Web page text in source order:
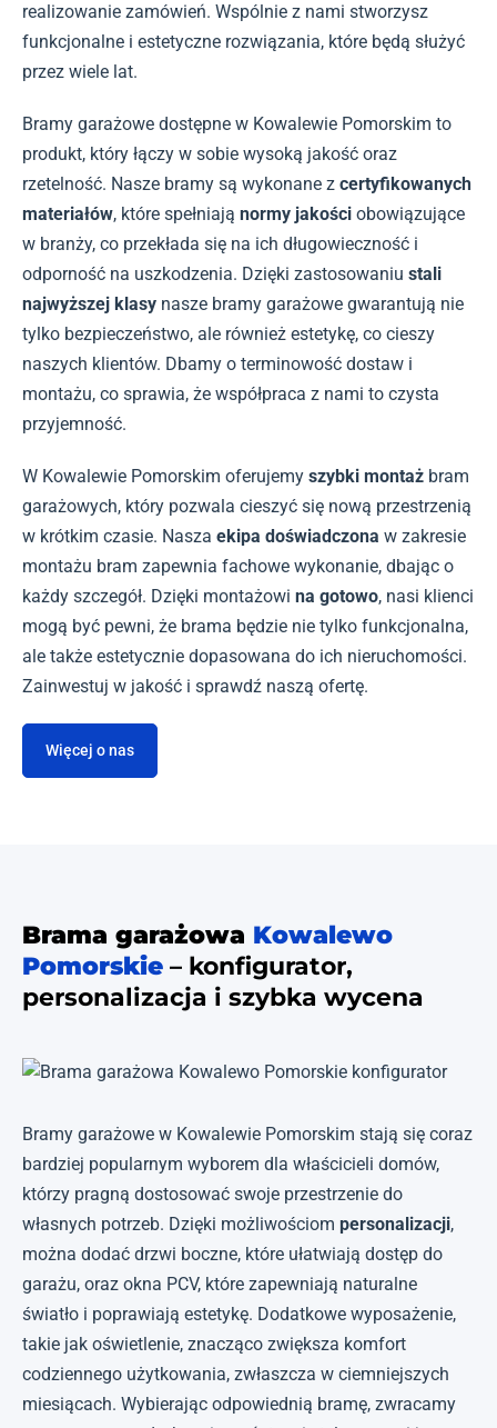
realizowanie zamówień. Wspólnie z nami stworzysz
funkcjonalne i estetyczne rozwiązania, które będą służyć
przez wiele lat.
Bramy garażowe dostępne w Kowalewie Pomorskim to
produkt, który łączy w sobie wysoką jakość oraz
rzetelność. Nasze bramy są wykonane z certyfikowanych
materiałów, które spełniają normy jakości obowiązujące
w branży, co przekłada się na ich długowieczność i
odporność na uszkodzenia. Dzięki zastosowaniu stali
najwyższej klasy nasze bramy garażowe gwarantują nie
tylko bezpieczeństwo, ale również estetykę, co cieszy
naszych klientów. Dbamy o terminowość dostaw i
montażu, co sprawia, że współpraca z nami to czysta
przyjemność.
W Kowalewie Pomorskim oferujemy szybki montaż bram
garażowych, który pozwala cieszyć się nową przestrzenią
w krótkim czasie. Nasza ekipa doświadczona w zakresie
montażu bram zapewnia fachowe wykonanie, dbając o
każdy szczegół. Dzięki montażowi na gotowo, nasi klienci
mogą być pewni, że brama będzie nie tylko funkcjonalna,
ale także estetycznie dopasowana do ich nieruchomości.
Zainwestuj w jakość i sprawdź naszą ofertę.
Więcej o nas
Brama garażowa Kowalewo
Pomorskie – konfigurator,
personalizacja i szybka wycena
Bramy garażowe w Kowalewie Pomorskim stają się coraz
bardziej popularnym wyborem dla właścicieli domów,
którzy pragną dostosować swoje przestrzenie do
własnych potrzeb. Dzięki możliwościom personalizacji,
można dodać drzwi boczne, które ułatwiają dostęp do
garażu, oraz okna PCV, które zapewniają naturalne
światło i poprawiają estetykę. Dodatkowe wyposażenie,
takie jak oświetlenie, znacząco zwiększa komfort
codziennego użytkowania, zwłaszcza w ciemniejszych
miesiącach. Wybierając odpowiednią bramę, zwracamy